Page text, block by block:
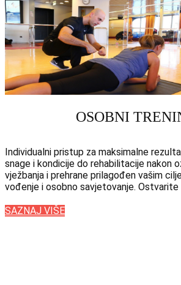
OSOBNI
Individualni pristup za maksimalne
snage i kondicije do rehabilitacije nakon
vježbanja i prehrane prilagođen vašim
vođenje i osobno savjetovanje.
SAZNAJ VIŠE